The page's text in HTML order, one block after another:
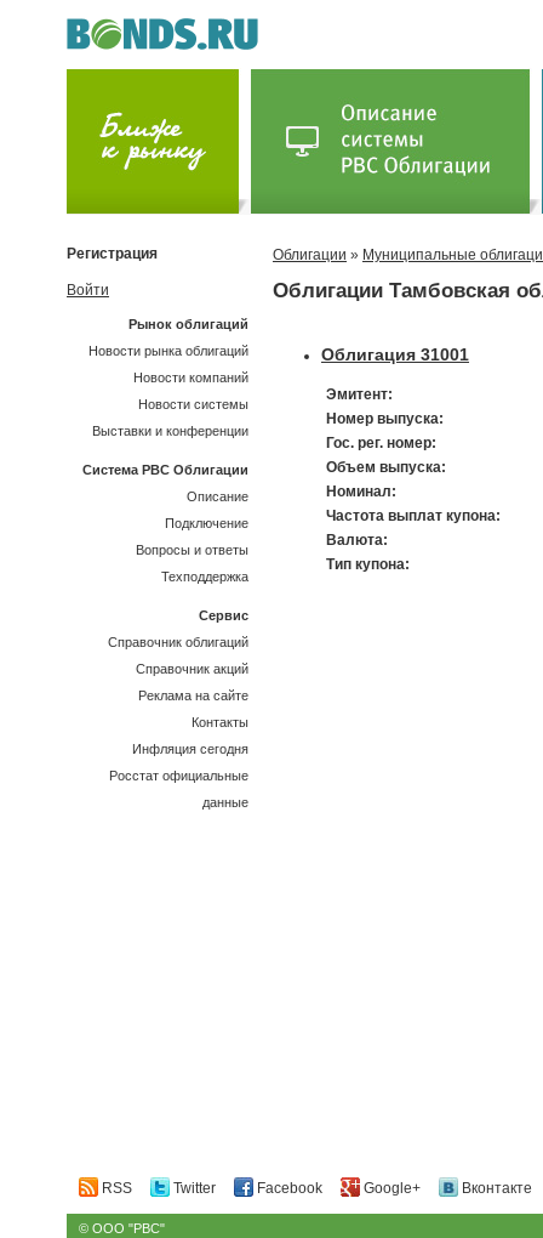
Облигации » Муниципальные
Облигации Тамбовская
Облигация 31001
Эмитент:
Номер выпуска:
Гос. рег. номер:
Объем выпуска:
Номинал:
Частота выплат купона:
Валюта:
Тип купона:
Регистрация
Войти
Рынок облигаций
Новости рынка облигаций
Новости компаний
Новости системы
Выставки и конференции
Система РВС Облигации
Описание
Подключение
Вопросы и ответы
Техподдержка
Сервис
Справочник облигаций
Справочник акций
Реклама на сайте
Контакты
Инфляция сегодня
Росстат официальные
данные
RSS Twitter Facebook Google+ Вконтакте
© ООО "РВС"